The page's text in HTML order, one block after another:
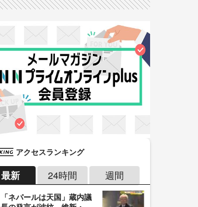
アクセスランキング
最新 24時間 週間
「ネパールは天国」蔵内議